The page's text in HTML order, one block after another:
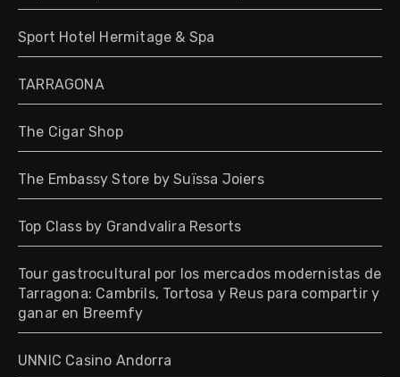
Sport Hotel Hermitage & Spa
TARRAGONA
The Cigar Shop
The Embassy Store by Suïssa Joiers
Top Class by Grandvalira Resorts
Tour gastrocultural por los mercados modernistas de
Tarragona: Cambrils, Tortosa y Reus para compartir y
ganar en Breemfy
UNNIC Casino Andorra